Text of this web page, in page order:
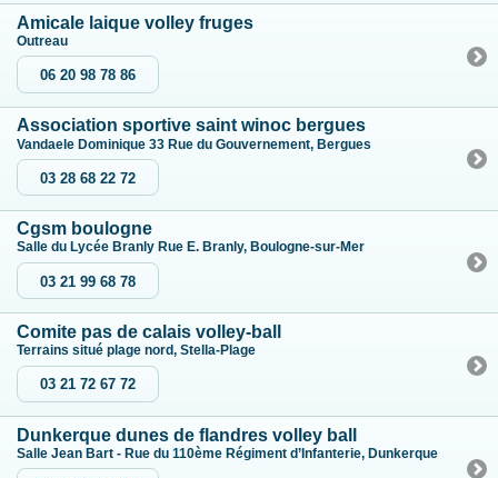
Amicale laique volley fruges
Outreau
06 20 98 78 86
Association sportive saint winoc bergues
Vandaele Dominique 33 Rue du Gouvernement, Bergues
03 28 68 22 72
Cgsm boulogne
Salle du Lycée Branly Rue E. Branly, Boulogne-sur-Mer
03 21 99 68 78
Comite pas de calais volley-ball
Terrains situé plage nord, Stella-Plage
03 21 72 67 72
Dunkerque dunes de flandres volley ball
Salle Jean Bart - Rue du 110ème Régiment d’Infanterie, Dunkerque